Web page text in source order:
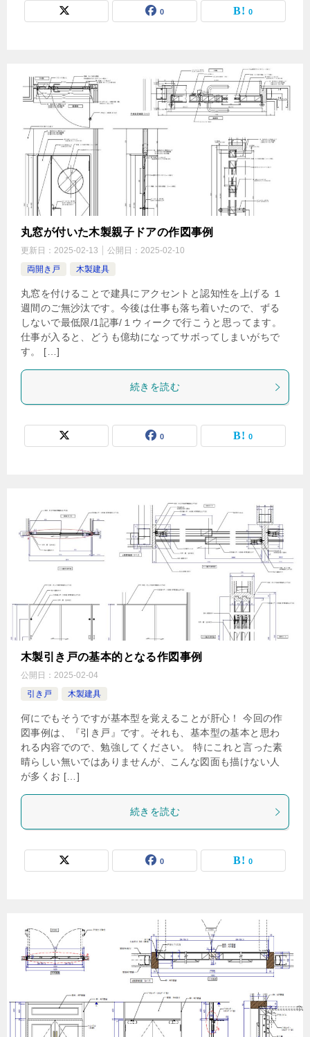
0 0
丸窓が付いた木製親子ドアの作図事例
更新日： 2025-02-13 公開日： 2025-02-10
両開き戸
木製建具
丸窓を付けることで建具にアクセントと認知性を上げる １
週間のご無沙汰です。今後は仕事も落ち着いたので、ずる
しないで最低限/1記事/１ウィークで行こうと思ってます。
仕事が入ると、どうも億劫になってサボってしまいがちで
す。 […]
続きを読む
0 0
木製引き戸の基本的となる作図事例
公開日： 2025-02-04
引き戸
木製建具
何にでもそうですが基本型を覚えることが肝心！ 今回の作
図事例は、『引き戸』です。それも、基本型の基本と思わ
れる内容でので、勉強してください。 特にこれと言った素
晴らしい無いではありませんが、こんな図面も描けない人
が多くお […]
続きを読む
0 0